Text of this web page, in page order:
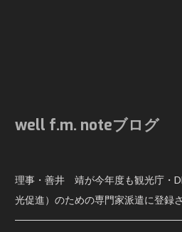
well f.m. noteブログ
理事・善井 靖が今年度も観光庁・
光促進）のための専門家派遣に登録